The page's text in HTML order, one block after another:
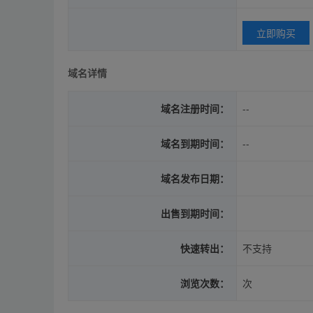
立即购买
域名详情
域名注册时间： --
域名到期时间： --
域名发布日期：
出售到期时间：
快速转出： 不支持
浏览次数： 次